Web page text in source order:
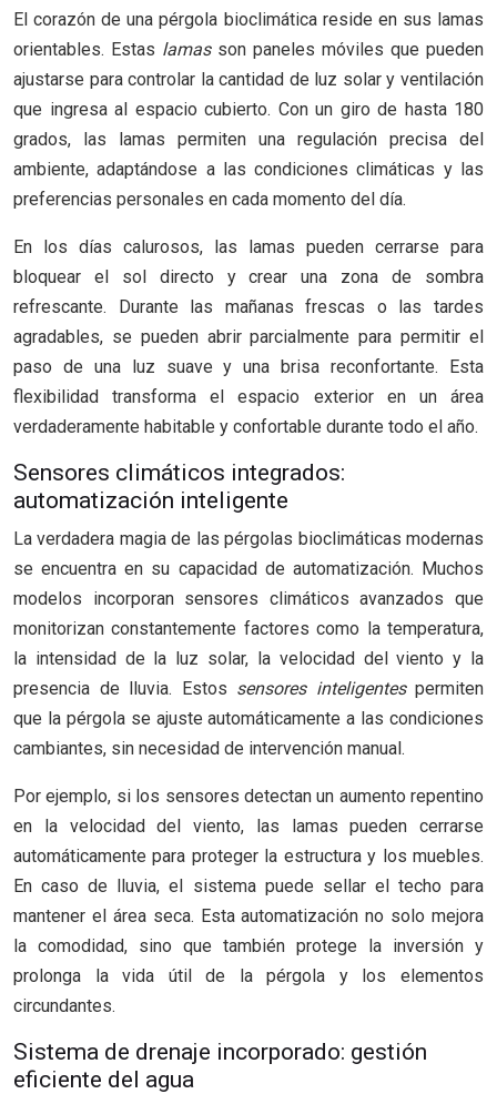
El corazón de una pérgola bioclimática reside en sus lamas
orientables. Estas lamas son paneles móviles que pueden
ajustarse para controlar la cantidad de luz solar y ventilación
que ingresa al espacio cubierto. Con un giro de hasta 180
grados, las lamas permiten una regulación precisa del
ambiente, adaptándose a las condiciones climáticas y las
preferencias personales en cada momento del día.
En los días calurosos, las lamas pueden cerrarse para
bloquear el sol directo y crear una zona de sombra
refrescante. Durante las mañanas frescas o las tardes
agradables, se pueden abrir parcialmente para permitir el
paso de una luz suave y una brisa reconfortante. Esta
flexibilidad transforma el espacio exterior en un área
verdaderamente habitable y confortable durante todo el año.
Sensores climáticos integrados:
automatización inteligente
La verdadera magia de las pérgolas bioclimáticas modernas
se encuentra en su capacidad de automatización. Muchos
modelos incorporan sensores climáticos avanzados que
monitorizan constantemente factores como la temperatura,
la intensidad de la luz solar, la velocidad del viento y la
presencia de lluvia. Estos sensores inteligentes permiten
que la pérgola se ajuste automáticamente a las condiciones
cambiantes, sin necesidad de intervención manual.
Por ejemplo, si los sensores detectan un aumento repentino
en la velocidad del viento, las lamas pueden cerrarse
automáticamente para proteger la estructura y los muebles.
En caso de lluvia, el sistema puede sellar el techo para
mantener el área seca. Esta automatización no solo mejora
la comodidad, sino que también protege la inversión y
prolonga la vida útil de la pérgola y los elementos
circundantes.
Sistema de drenaje incorporado: gestión
eficiente del agua